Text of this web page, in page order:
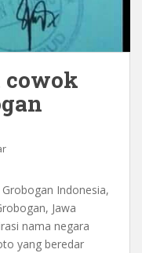
cowok
Indonesia,
Jawa
nama negara
yang beredar